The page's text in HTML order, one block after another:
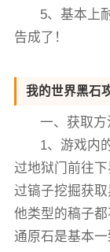
5、基本上
告成了！
我的世界黑石
一、获取方
1、游戏内
过地狱门前往
过镐子挖掘获
他类型的稿子
通原石是基本一